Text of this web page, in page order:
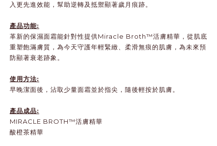
入更先進效能，幫助逆轉及抵禦顯著歲月痕跡。
產品功能:
革新的保濕面霜能針對性提供Miracle Broth™活膚精華，從肌底
重塑飽滿膚質，為今天守護年輕緊緻、柔滑無痕的肌膚，為未來預
防顯著衰老跡象。
使用方法:
早晚潔面後，沾取少量面霜並於指尖，隨後輕按於肌膚。
產品成品:
MIRACLE BROTH™活膚精華
酸橙茶精華